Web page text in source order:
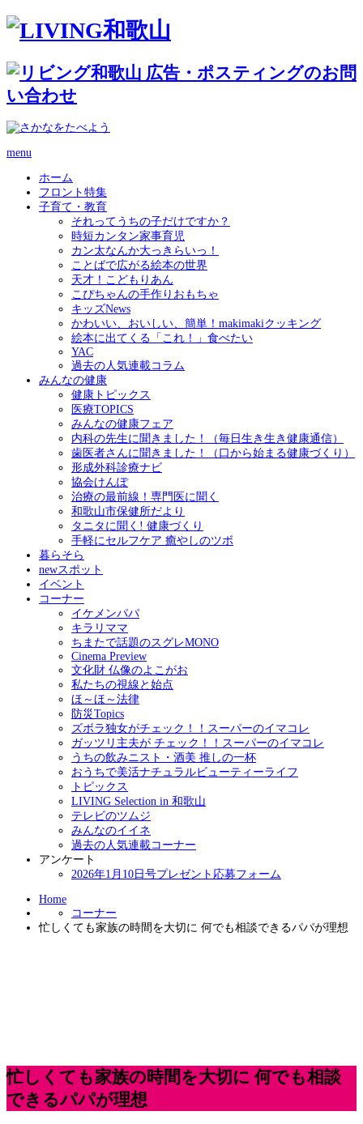
menu
ホーム
フロント特集
子育て・教育
それってうちの子だけですか？
時短カンタン家事育児
カン太なんか大っきらいっ！
ことばで広がる絵本の世界
天才！こどもりあん
こぴちゃんの手作りおもちゃ
キッズNews
かわいい、おいしい、簡単！makimakiクッキング
絵本に出てくる「これ！」食べたい
YAC
過去の人気連載コラム
みんなの健康
健康トピックス
医療TOPICS
みんなの健康フェア
内科の先生に聞きました！（毎日生き生き健康通信）
歯医者さんに聞きました！（口から始まる健康づくり）
形成外科診療ナビ
協会けんぽ
治療の最前線！専門医に聞く
和歌山市保健所だより
タニタに聞く! 健康づくり
手軽にセルフケア 癒やしのツボ
暮らそら
newスポット
イベント
コーナー
イケメンパパ
キラリママ
ちまたで話題のスグレMONO
Cinema Preview
文化財 仏像のよこがお
私たちの視線と始点
ほ～ほ～法律
防災Topics
ズボラ独女がチェック！！スーパーのイマコレ
ガッツリ主夫が チェック！！スーパーのイマコレ
うちの飲みニスト・酒美 推しの一杯
おうちで美活ナチュラルビューティーライフ
トピックス
LIVING Selection in 和歌山
テレビのツムジ
みんなのイイネ
過去の人気連載コーナー
アンケート
2026年1月10日号プレゼント応募フォーム
Home
コーナー
忙しくても家族の時間を大切に 何でも相談できるパパが理想
忙しくても家族の時間を大切に 何でも相談
できるパパが理想